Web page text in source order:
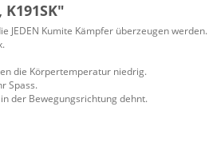
JEDEN Kumite Kämpfer überzeugen werden.
die Körpertemperatur niedrig.
Spass.
der Bewegungsrichtung dehnt.